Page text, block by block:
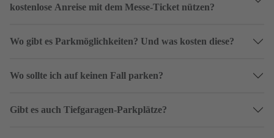
kostenlose Anreise mit dem Messe-Ticket nützen?
Wo gibt es Parkmöglichkeiten? Und was kosten diese?
Wo sollte ich auf keinen Fall parken?
Gibt es auch Tiefgaragen-Parkplätze?